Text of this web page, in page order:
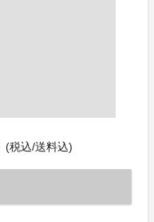
(税込/送料込)